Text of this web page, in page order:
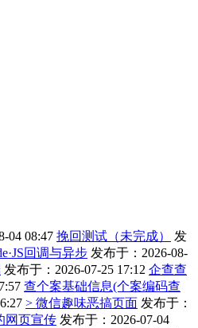
04 08:47 挽回测试（未完成）
发
回调与异步 发布于：2026-08-
发布于：2026-07-25 17:12 企查查
查个案基础信息(个案编码查
> 微信趣味恶搞页面 发布于：
网页宣传 发布于：2026-07-04